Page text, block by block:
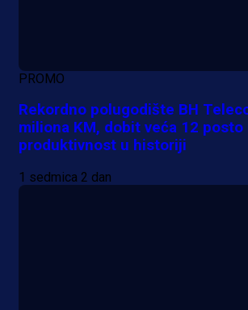
PROMO
Rekordno polugodište BH
miliona KM, dobit veća 12 posto
produktivnost u historiji
1 sedmica 2 dan